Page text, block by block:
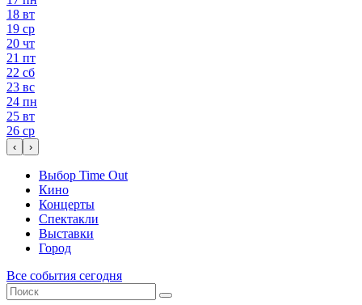
18 вт
19 ср
20 чт
21 пт
22 сб
23 вс
24 пн
25 вт
26 ср
‹ ›
Выбор Time Out
Кино
Концерты
Спектакли
Выставки
Город
Все события сегодня